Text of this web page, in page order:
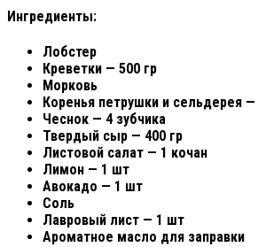
Ингредиенты:
Лобстер
Креветки — 500 гр
Морковь
Коренья петрушки и сельдерея
Чеснок — 4 зубчика
Твердый сыр — 400 гр
Листовой салат — 1 кочан
Лимон — 1 шт
Авокадо — 1 шт
Соль
Лавровый лист — 1 шт
Ароматное масло для заправки